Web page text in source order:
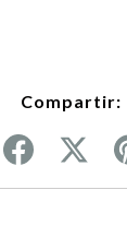
Compartir: